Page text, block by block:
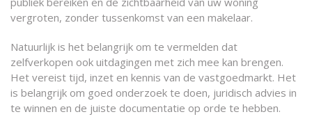
vergroten, zonder tussenkomst van een makelaar.
Natuurlijk is het belangrijk om te vermelden dat
zelfverkopen ook uitdagingen met zich mee kan brengen.
Het vereist tijd, inzet en kennis van de vastgoedmarkt. Het
is belangrijk om goed onderzoek te doen, juridisch advies in
te winnen en de juiste documentatie op orde te hebben.